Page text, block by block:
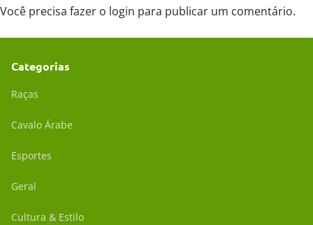
Você precisa fazer o login para publicar um comentário.
Categorias
Raças
Cavalo Árabe
Esportes
Geral
Cultura & Estilo